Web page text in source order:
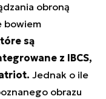
obroną
bowiem
są
z IBCS,
Jednak o ile
obrazu